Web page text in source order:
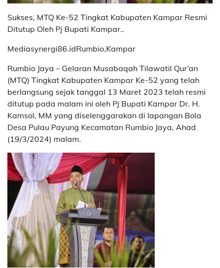
Sukses, MTQ Ke-52 Tingkat Kabupaten Kampar Resmi
Ditutup Oleh Pj Bupati Kampar..
Mediasynergi86.idRumbio,Kampar
Rumbio Jaya – Gelaran Musabaqah Tilawatil Qur’an
(MTQ) Tingkat Kabupaten Kampar Ke-52 yang telah
berlangsung sejak tanggal 13 Maret 2023 telah resmi
ditutup pada malam ini oleh Pj Bupati Kampar Dr. H.
Kamsol, MM yang diselenggarakan di lapangan Bola
Desa Pulau Payung Kecamatan Rumbio Jaya, Ahad
(19/3/2024) malam.